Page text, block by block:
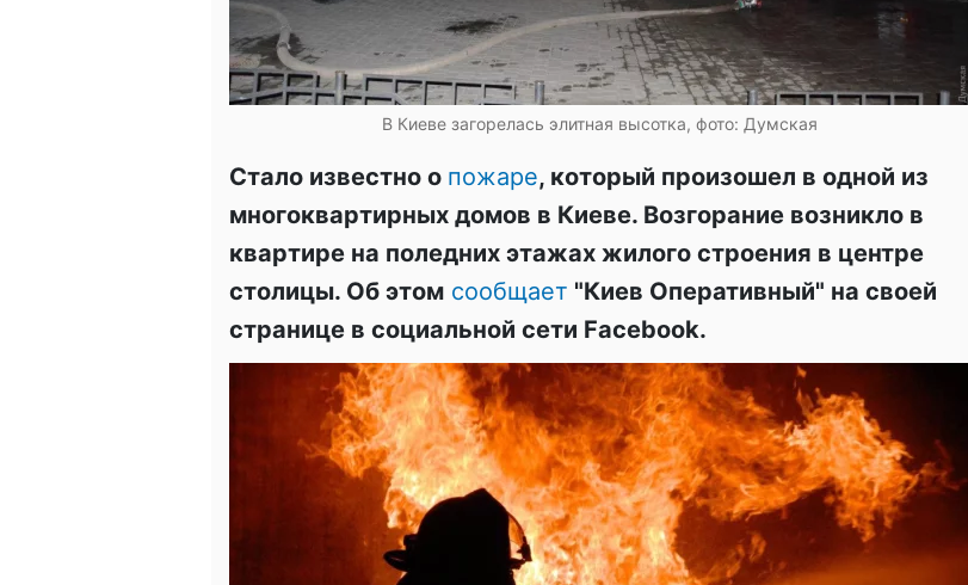
В Киеве загорелась элитная высотка, фото: Думская
Стало известно о пожаре, который произошел в одной из
многоквартирных домов в Киеве. Возгорание возникло в
квартире на поледних этажах жилого строения в центре
столицы. Об этом сообщает "Киев Оперативный" на своей
странице в социальной сети Facebook.